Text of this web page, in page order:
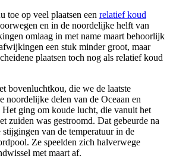
toe op veel plaatsen een relatief koud
en in de noordelijke helft van
omlaag in met name maart behoorlijk
een stuk minder groot, maar
plaatsen toch nog als relatief koud
bovenluchtkou, die we de laatste
noordelijke delen van de Oceaan en
Het ging om koude lucht, die vanuit het
zuiden was gestroomd. Dat gebeurde na
stijgingen van de temperatuur in de
Ze speelden zich halverwege
met maart af.